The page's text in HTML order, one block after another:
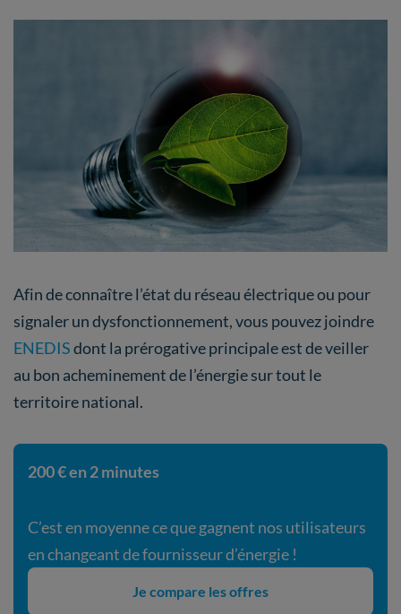
Afin de connaître l’état du réseau électrique ou pour
signaler un dysfonctionnement, vous pouvez joindre
ENEDISdont la prérogative principale est de veiller
au bon acheminement de l’énergie sur tout le
territoire national.
200 € en 2 minutes
C’est en moyenne ce que gagnent nos utilisateurs
en changeant de fournisseur d’énergie !
Je compare les offres